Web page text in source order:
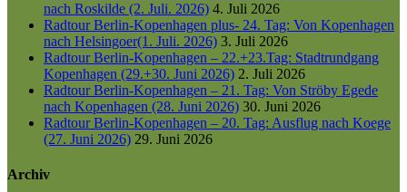
nach Roskilde (2. Juli. 2026) 4. Juli 2026
Radtour Berlin-Kopenhagen plus- 24. Tag: Von Kopenhagen
nach Helsingoer(1. Juli. 2026) 3. Juli 2026
Radtour Berlin-Kopenhagen – 22.+23.Tag: Stadtrundgang
Kopenhagen (29.+30. Juni 2026) 2. Juli 2026
Radtour Berlin-Kopenhagen – 21. Tag: Von Ströby Egede
nach Kopenhagen (28. Juni 2026) 30. Juni 2026
Radtour Berlin-Kopenhagen – 20. Tag: Ausflug nach Koege
(27. Juni 2026) 29. Juni 2026
Archiv